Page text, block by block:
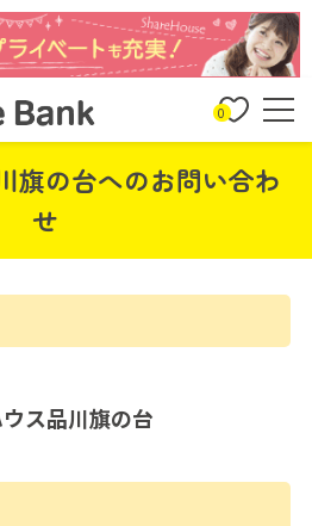
0
旗の台へのお問い合わ
せ
ス品川旗の台